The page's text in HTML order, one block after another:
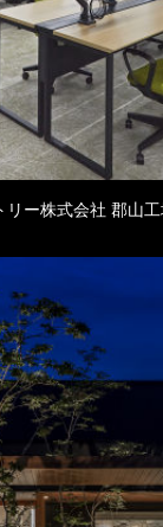
ー株式会社 郡山